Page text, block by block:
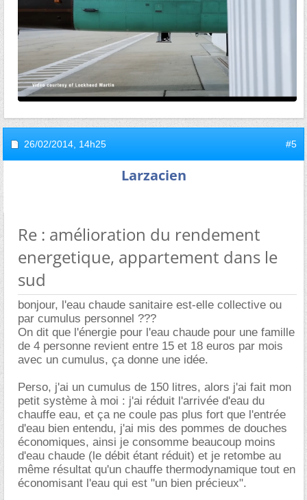
26/02/2014, 14h25 #5
Larzacien
Re : amélioration du rendement
energetique, appartement dans le
sud
bonjour, l'eau chaude sanitaire est-elle collective ou
par cumulus personnel ???
On dit que l'énergie pour l'eau chaude pour une famille
de 4 personne revient entre 15 et 18 euros par mois
avec un cumulus, ça donne une idée.
Perso, j'ai un cumulus de 150 litres, alors j'ai fait mon
petit système à moi : j'ai réduit l'arrivée d'eau du
chauffe eau, et ça ne coule pas plus fort que l'entrée
d'eau bien entendu, j'ai mis des pommes de douches
économiques, ainsi je consomme beaucoup moins
d'eau chaude (le débit étant réduit) et je retombe au
même résultat qu'un chauffe thermodynamique tout en
économisant l'eau qui est "un bien précieux".